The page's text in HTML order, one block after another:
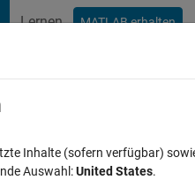
Lernen MATLAB erhalten
Inhalte (sofern verfügbar)
Auswahl:United States.